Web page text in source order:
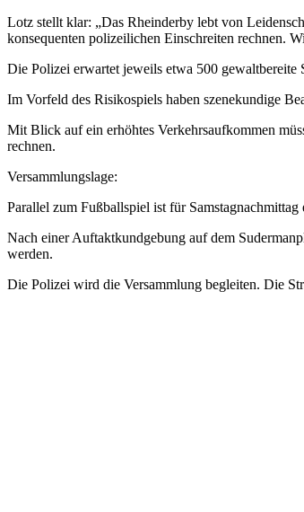
Lotz stellt klar: „Das Rheinderby lebt von
konsequenten polizeilichen Einschreiten rechnen.
Die Polizei erwartet jeweils etwa 500 gewaltbereite
Im Vorfeld des Risikospiels haben szenekundige
Mit Blick auf ein erhöhtes Verkehrsaufkommen
rechnen.
Versammlungslage:
Parallel zum Fußballspiel ist für
Nach einer Auftaktkundgebung auf dem
werden.
Die Polizei wird die Versammlung begleiten. Die